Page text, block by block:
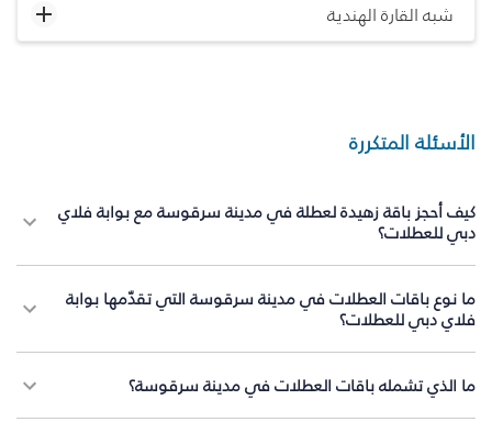
شبه القارة الهندية
الأسئلة المتكررة
كيف أحجز باقة زهيدة لعطلة في مدينة سرقوسة مع بوابة فلاي
دبي للعطلات؟
ما نوع باقات العطلات في مدينة سرقوسة التي تقدّمها بوابة
فلاي دبي للعطلات؟
ما الذي تشمله باقات العطلات في مدينة سرقوسة؟